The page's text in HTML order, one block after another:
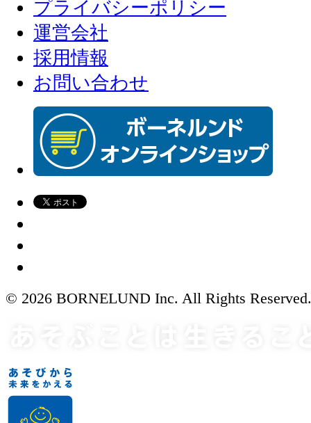
プライバシーポリシー
運営会社
採用情報
お問い合わせ
© 2026 BORNELUND Inc. All Rights Reserved.